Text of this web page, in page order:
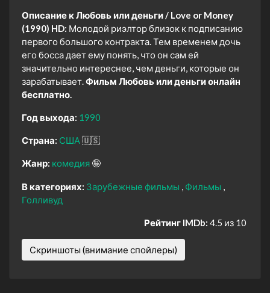
Описание к Любовь или деньги / Love or Money
(1990) HD: Молодой риэлтор близок к подписанию
первого большого контракта. Тем временем дочь
его босса дает ему понять, что он сам ей
значительно интереснее, чем деньги, которые он
зарабатывает.Фильм Любовь или деньги онлайн
бесплатно.
Год выхода: 1990
Страна: США🇺🇸
Жанр: комедия 🤪
В категориях: Зарубежные фильмы
Фильмы
Голливуд
Рейтинг IMDb: 4.5 из 10
Скриншоты (внимание спойлеры)